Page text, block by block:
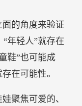
的角度来验证
年轻人”就存在
鞋”也可能成
在可能性。
聚焦可爱的、